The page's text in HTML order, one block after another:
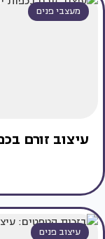
מעצבי פנים
עיצוב זורם
עיצוב פנים